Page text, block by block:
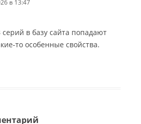
в 13:47
в базу сайта попадают
то особенные свойства.